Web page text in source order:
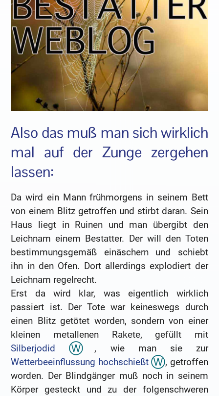
Also das muß man sich wirklich
mal auf der Zunge zergehen
lassen:
Da wird ein Mann frühmorgens in seinem Bett
von einem Blitz getroffen und stirbt daran. Sein
Haus liegt in Ruinen und man übergibt den
Leichnam einem Bestatter. Der will den Toten
bestimmungsgemäß einäschern und schiebt
ihn in den Ofen. Dort allerdings explodiert der
Leichnam regelrecht.
Erst da wird klar, was eigentlich wirklich
passiert ist. Der Tote war keineswegs durch
einen Blitz getötet worden, sondern von einer
kleinen metallenen Rakete, gefüllt mit
Silberjodid
, wie man sie zur
Wetterbeeinflussung hochschießt
, getroffen
worden. Der Blindgänger muß noch in seinem
Körper gesteckt und zu der folgenschweren